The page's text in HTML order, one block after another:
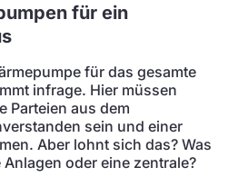
für ein
für das gesamte
infrage. Hier müssen
Parteien aus dem
sein und einer
Aber lohnt sich das? Was
oder eine zentrale?